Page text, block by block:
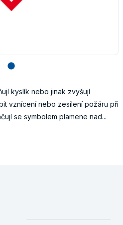
lens
kyslík nebo jinak zvyšují
vznícení nebo zesílení požáru při
se symbolem plamene nad...